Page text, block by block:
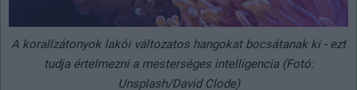
A korallzátonyok lakói változatos hangokat bocsátanak ki - ezt
tudja értelmezni a mesterséges intelligencia (Fotó:
Unsplash/David Clode)